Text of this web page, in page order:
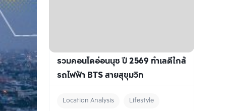
รวมคอนโดอ่อนนุช ปี 2569 ทำเลดีใกล้
รถไฟฟ้า BTS สายสุขุมวิท
Location Analysis Lifestyle